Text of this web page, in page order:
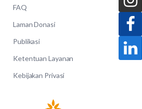
FAQ
Laman Donasi
Publikasi
Ketentuan Layanan
Kebijakan Privasi